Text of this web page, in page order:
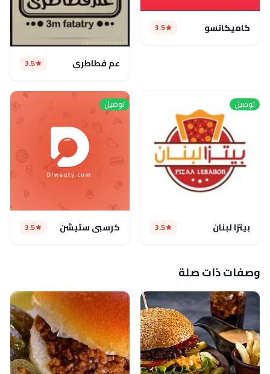
كاميكاتسو 3.5
عم فطاطري 3.5
توصيل
بيتزا لبنان 3.5
توصيل
كرسبي ستيشن 3.5
وصفات ذات صلة